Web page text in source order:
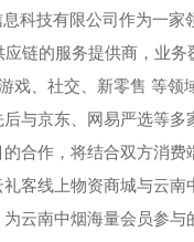
科技有限公司作为一家
链的服务提供商，业务
戏、社交、新零售 等领
与京东、网易严选等多
合作，将结合双方消费
礼客线上物资商城与云南
云南中烟海量会员参与